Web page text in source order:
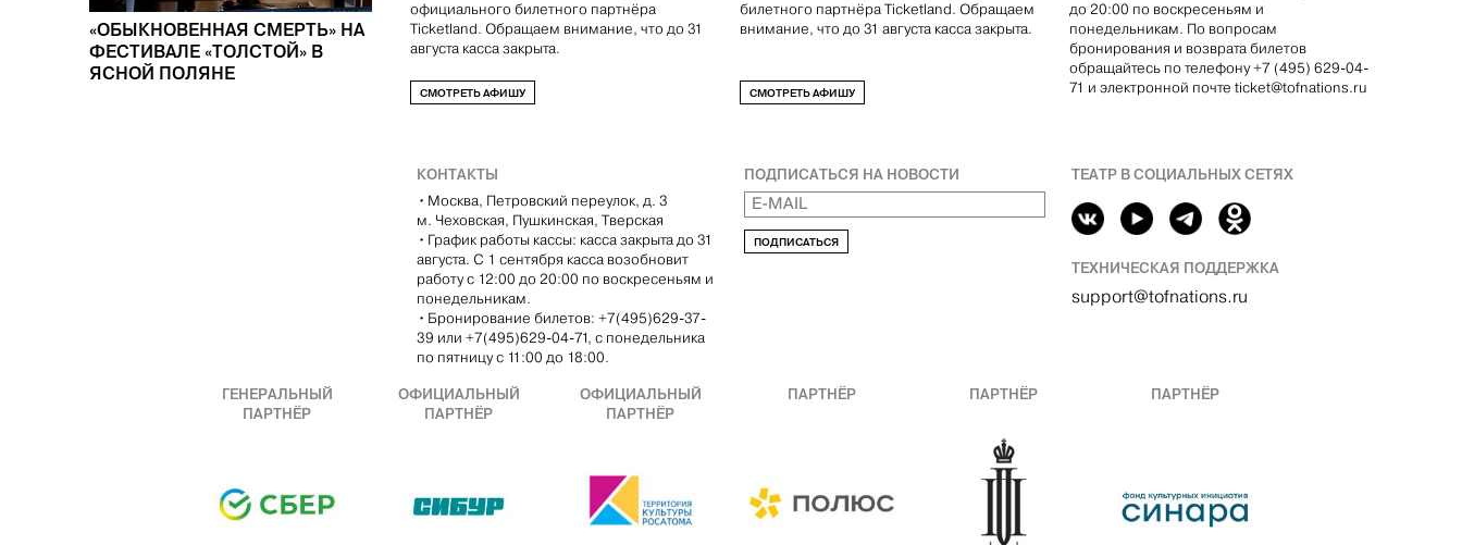
«ОБЫКНОВЕННАЯ СМЕРТЬ» НА
ФЕСТИВАЛЕ «ТОЛСТОЙ» В
ЯСНОЙ ПОЛЯНЕ
официального билетного партнёра
Ticketland. Обращаем внимание, что до 31
августа касса закрыта.
СМОТРЕТЬ АФИШУ
билетного партнёра Ticketland. Обращаем
внимание, что до 31 августа касса закрыта.
СМОТРЕТЬ АФИШУ
до 20:00 по воскресеньям и
понедельникам. По вопросам
бронирования и возврата билетов
обращайтесь по телефону +7 (495) 629-04-
71 и электронной почте ticket@tofnations.ru
КОНТАКТЫ
• Москва, Петровский переулок, д. 3
м. Чеховская, Пушкинская, Тверская
• График работы кассы: касса закрыта до 31
августа. С 1 сентября касса возобновит
работу с 12:00 до 20:00 по воскресеньям и
понедельникам.
• Бронирование билетов: +7(495)629-37-
39 или +7(495)629-04-71, с понедельника
по пятницу с 11:00 до 18:00.
ПОДПИСАТЬСЯ НА НОВОСТИ
ПОДПИСАТЬСЯ
ТЕАТР В СОЦИАЛЬНЫХ СЕТЯХ
ТЕХНИЧЕСКАЯ ПОДДЕРЖКА
support@tofnations.ru
ГЕНЕРАЛЬНЫЙ
ПАРТНЁР
ОФИЦИАЛЬНЫЙ
ПАРТНЁР
ОФИЦИАЛЬНЫЙ
ПАРТНЁР
ПАРТНЁР ПАРТНЁР ПАРТНЁР